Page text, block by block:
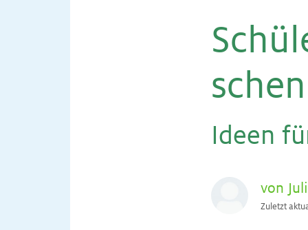
Ide­en
von
Zuletzt